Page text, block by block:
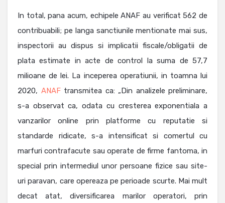
In total, pana acum, echipele ANAF au verificat 562 de
contribuabili; pe langa sanctiunile mentionate mai sus,
inspectorii au dispus si implicatii fiscale/obligatii de
plata estimate in acte de control la suma de 57,7
milioane de lei. La inceperea operatiunii, in toamna lui
2020, ANAFtransmitea ca: „Din analizele preliminare,
s-a observat ca, odata cu cresterea exponentiala a
vanzarilor online prin platforme cu reputatie si
standarde ridicate, s-a intensificat si comertul cu
marfuri contrafacute sau operate de firme fantoma, in
special prin intermediul unor persoane fizice sau site-
uri paravan, care opereaza pe perioade scurte. Mai mult
decat atat, diversificarea marilor operatori, prin